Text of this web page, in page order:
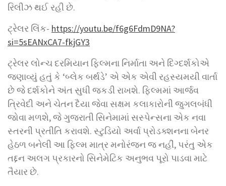
રિલીઝ થઈ રહી છે.
ટ્રેલર લિંક- https://youtu.be/f6g6FdmD9NA?
si=5sEANxCA7-fkjGY3
ટ્રેલર લોન્ચ દરમિયાન ફિલ્મના નિર્માતા અને દિગ્દર્શકોએ
જણાવ્યું હતું કે ‘બ્લેક બર્થડે’ એ એક એવી રહસ્યમયી વાર્તા
છે જે દર્શકોને અંત સુધી જકડી રાખશે. ફિલ્મમાં આર્જવ
ત્રિવેદી અને ચેતન દૈયા જેવા સક્ષમ કલાકારોની જુગલબંધી
જોવા મળશે, જે ગુજરાતી સિનેમામાં સસ્પેન્સના એક નવા
સ્તરની પ્રતીતિ કરાવશે. સ્ટુડિયો અર્વા પ્રોડક્શનના બેનર
હેઠળ બનેલી આ ફિલ્મ માત્ર મનોરંજન જ નહીં, પરંતુ એક
તદ્દન અલગ પ્રકારનો સિનેમેટિક અનુભવ પૂરો પાડવા માટે
તૈયાર છે.